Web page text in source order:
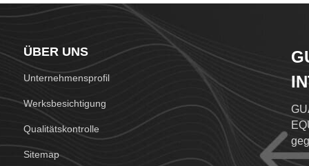
ÜBER UNS
Unternehmensprofil
Werksbesichtigung
Qualitätskontrolle
Sitemap